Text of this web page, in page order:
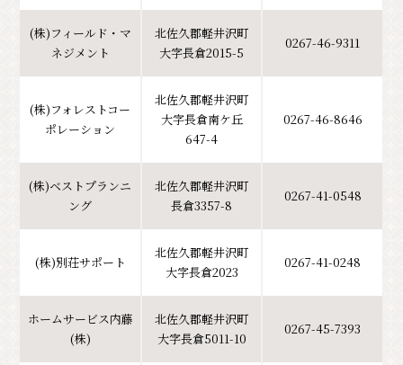
(株)フィールド・マ
ネジメント
北佐久郡軽井沢町
大字長倉2015-5
0267-46-9311
(株)フォレストコー
ポレーション
北佐久郡軽井沢町
大字長倉南ケ丘
647-4
0267-46-8646
(株)ベストプランニ
ング
北佐久郡軽井沢町
長倉3357-8
0267-41-0548
(株)別荘サポート
北佐久郡軽井沢町
大字長倉2023
0267-41-0248
ホームサービス内藤
(株)
北佐久郡軽井沢町
大字長倉5011-10
0267-45-7393